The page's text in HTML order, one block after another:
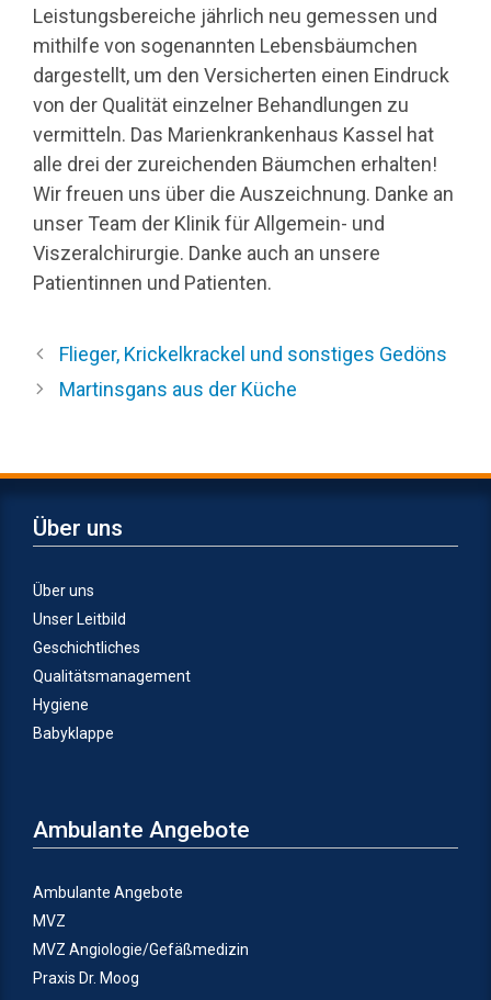
Leistungsbereiche jährlich neu gemessen und
mithilfe von sogenannten Lebensbäumchen
dargestellt, um den Versicherten einen Eindruck
von der Qualität einzelner Behandlungen zu
vermitteln. Das Marienkrankenhaus Kassel hat
alle drei der zureichenden Bäumchen erhalten!
Wir freuen uns über die Auszeichnung. Danke an
unser Team der Klinik für Allgemein- und
Viszeralchirurgie. Danke auch an unsere
Patientinnen und Patienten.
Flieger, Krickelkrackel und sonstiges Gedöns
Martinsgans aus der Küche
Über uns
Über uns
Unser Leitbild
Geschichtliches
Qualitätsmanagement
Hygiene
Babyklappe
Ambulante Angebote
Ambulante Angebote
MVZ
MVZ Angiologie/Gefäßmedizin
Praxis Dr. Moog